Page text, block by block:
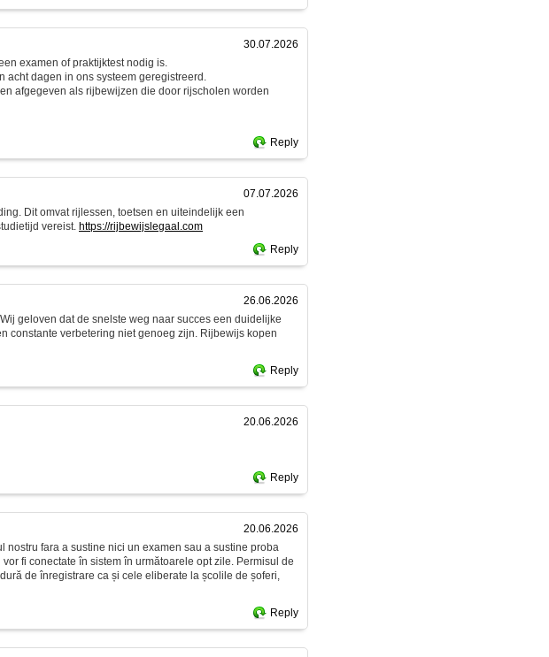
30.07.2026
examen of praktijktest nodig is.
dagen in ons systeem geregistreerd.
afgegeven als rijbewijzen die door rijscholen worden
Reply
07.07.2026
Dit omvat rijlessen, toetsen en uiteindelijk een
vereist. https://rijbewijslegaal.com
Reply
26.06.2026
geloven dat de snelste weg naar succes een duidelijke
constante verbetering niet genoeg zijn. Rijbewijs kopen
Reply
20.06.2026
Reply
20.06.2026
nostru fara a sustine nici un examen sau a sustine proba
fi conectate în sistem în următoarele opt zile. Permisul de
de înregistrare ca și cele eliberate la școlile de șoferi,
Reply